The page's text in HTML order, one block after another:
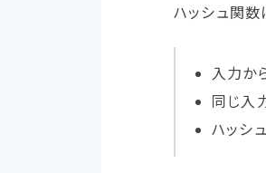
ハッシュ関数
入力か
同じ入
ハッシ